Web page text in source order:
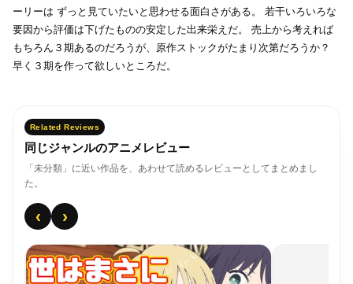
ーリーは ずっと見ていたいと思わせる面白さがある。
若干いろいろな
要因から評価は下げたものの安定した出来栄えだ。
売上から考えれば
もちろん３期あるのだろうが、原作ストックがたまり次第だろうか？
早く３期を作って欲しいところだ。
Related Reviews
同じジャンルのアニメレビュー
「未分類」に近い作品を、あわせて読めるレビューとしてまとめまし
た。
‹ ›